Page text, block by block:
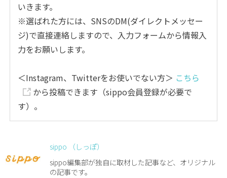
いきます。
※選ばれた方には、SNSのDM(ダイレクトメッセー
ジ)で直接連絡しますので、入力フォームから情報入
力をお願いします。
＜Instagram、Twitterをお使いでない方＞ こちら
から投稿できます（sippo会員登録が必要で
す）。
sippo （しっぽ）
sippo編集部が独自に取材した記事など、オリジナル
の記事です。